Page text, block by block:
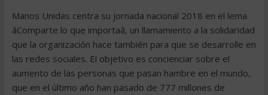
Manos Unidas centra su jornada nacional 2018 en el lema
âComparte lo que importaâ, un llamamiento a la solidaridad
que la organización hace también para que se desarrolle en
las redes sociales. El objetivo es concienciar sobre el
aumento de las personas que pasan hambre en el mundo,
que en el último año han pasado de 777 millones de